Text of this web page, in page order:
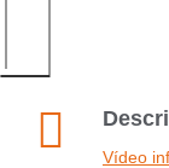
Vídeo